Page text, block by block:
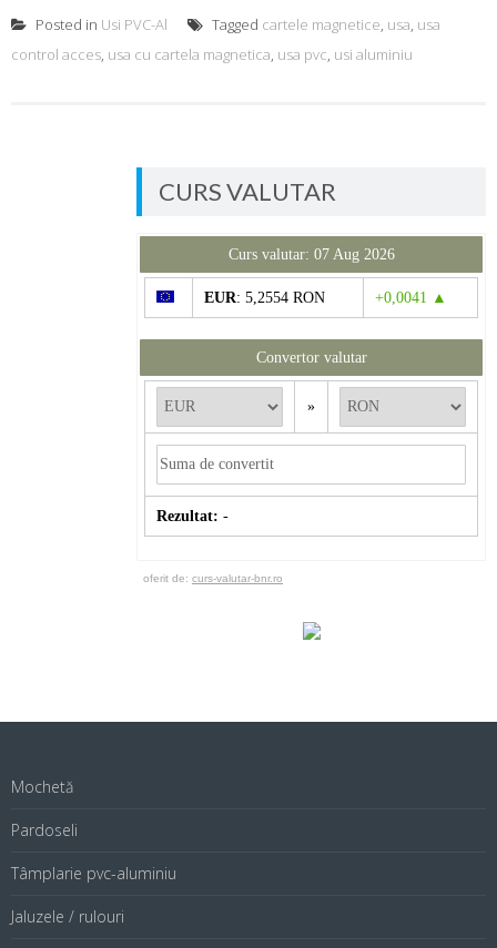
Posted in Usi PVC-Al Tagged cartele magnetice, usa, usa
control acces, usa cu cartela magnetica, usa pvc, usi aluminiu
CURS VALUTAR
Curs valutar: 07 Aug 2026
EUR: 5,2554 RON +0,0041 ▲
Convertor valutar
»
Rezultat: -
oferit de: curs-valutar-bnr.ro
Mochetă
Pardoseli
Tâmplarie pvc-aluminiu
Jaluzele / rulouri